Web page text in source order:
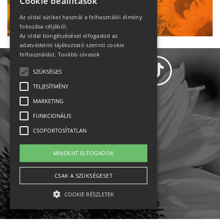
Ne maradj le!
Állásajánlatok
Impresszum-kapcsolat
Jogi nyilatkozat
Az oldal sütiket használ a felhasználói élmény
fokozása céljából.
Az oldal böngészésével elfogadod az
adatvédelmi tájékoztató szerinti cookie
felhasználást. Tovább olvasok
SZÜKSÉGES
TELJESÍTMÉNY
MARKETING
FUNKCIONÁLIS
CSOPORTOSÍTATLAN
MINDENT ELFOGADOK
CSAK A SZÜKSÉGESET
COOKIE RÉSZLETEK